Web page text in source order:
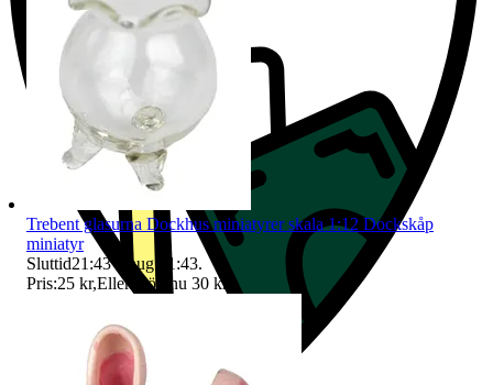
Trebent glasurna Dockhus miniatyrer skala 1:12 Dockskåp
miniatyr
Sluttid21:43 8 aug 21:43.
Pris:25 kr,Eller Köp nu 30 kr